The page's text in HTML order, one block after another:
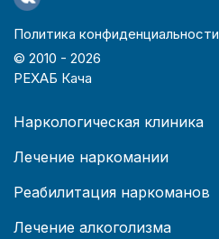
Политика конфиденциальности
© 2010 - 2026
РЕХАБ Кача
Наркологическая клиника
Лечение наркомании
Реабилитация наркоманов
Лечение алкоголизма